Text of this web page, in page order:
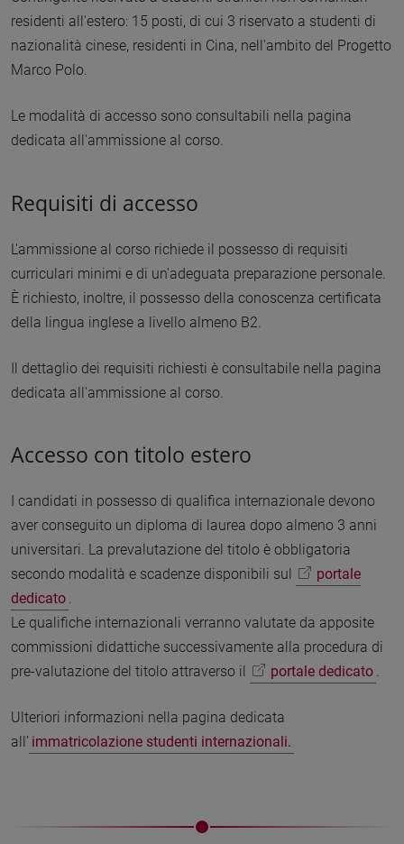
residenti all'estero: 15 posti, di cui 3 riservato a studenti di
nazionalità cinese, residenti in Cina, nell'ambito del Progetto
Marco Polo.
Le modalità di accesso sono consultabili nella pagina
dedicata all'ammissione al corso.
Requisiti di accesso
L'ammissione al corso richiede il possesso di requisiti
curriculari minimi e di un'adeguata preparazione personale.
È richiesto, inoltre, il possesso della conoscenza certificata
della lingua inglese a livello almeno B2.
Il dettaglio dei requisiti richiesti è consultabile nella pagina
dedicata all'ammissione al corso.
Accesso con titolo estero
I candidati in possesso di qualifica internazionale devono
aver conseguito un diploma di laurea dopo almeno 3 anni
universitari. La prevalutazione del titolo è obbligatoria
secondo modalità e scadenze disponibili sul
portale
dedicato .
Le qualifiche internazionali verranno valutate da apposite
commissioni didattiche successivamente alla procedura di
pre-valutazione del titolo attraverso il
portale dedicato .
Ulteriori informazioni nella pagina dedicata
all’ immatricolazione studenti internazionali.